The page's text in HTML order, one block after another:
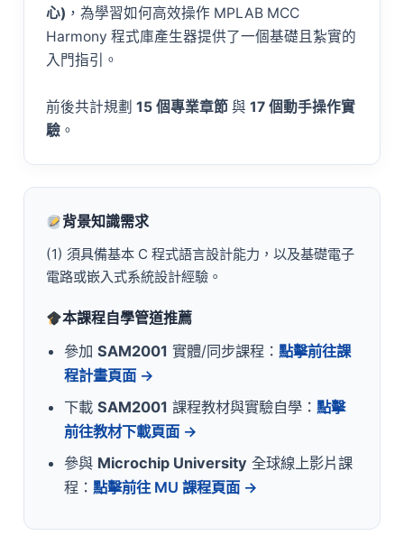
心) ，為學習如何高效操作 MPLAB MCC
Harmony 程式庫產生器提供了一個基礎且紮實的
入門指引。
前後共計規劃 15 個專業章節 與 17 個動手操作實
驗。
背景知識需求
(1) 須具備基本 C 程式語言設計能力，以及基礎電子
電路或嵌入式系統設計經驗。
本課程自學管道推薦
參加 SAM2001 實體/同步課程： 點擊前往課
程計畫頁面 →
下載 SAM2001 課程教材與實驗自學： 點擊
前往教材下載頁面 →
參與 Microchip University 全球線上影片課
程： 點擊前往 MU 課程頁面 →